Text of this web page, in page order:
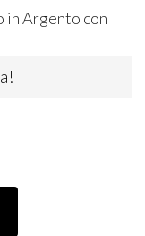
in Argento con